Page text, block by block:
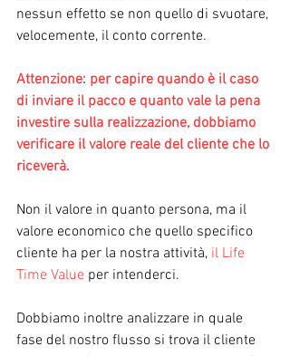
nessun effetto se non quello di svuotare,
velocemente, il conto corrente.
Attenzione: per capire quando è il caso
di inviare il pacco e quanto vale la pena
investire sulla realizzazione, dobbiamo
verificare il valore reale del cliente che lo
riceverà.
Non il valore in quanto persona, ma il
valore economico che quello specifico
cliente ha per la nostra attività, il Life
Time Value per intenderci.
Dobbiamo inoltre analizzare in quale
fase del nostro flusso si trova il cliente